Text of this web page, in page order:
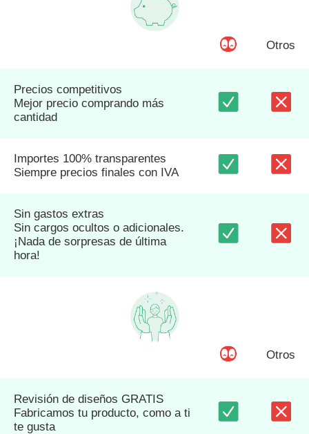
Otros
Precios competitivos
Mejor precio comprando más
cantidad
Importes 100% transparentes
Siempre precios finales con IVA
Sin gastos extras
Sin cargos ocultos o adicionales.
¡Nada de sorpresas de última
hora!
Otros
Revisión de diseños GRATIS
Fabricamos tu producto, como a ti
te gusta